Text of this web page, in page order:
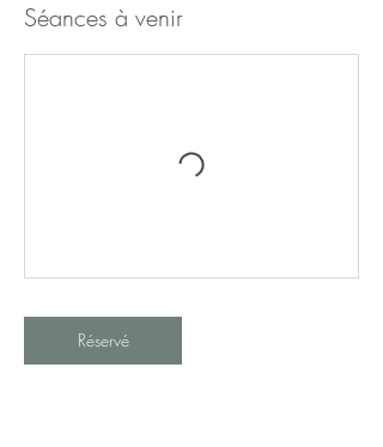
Séances à venir
Réservé